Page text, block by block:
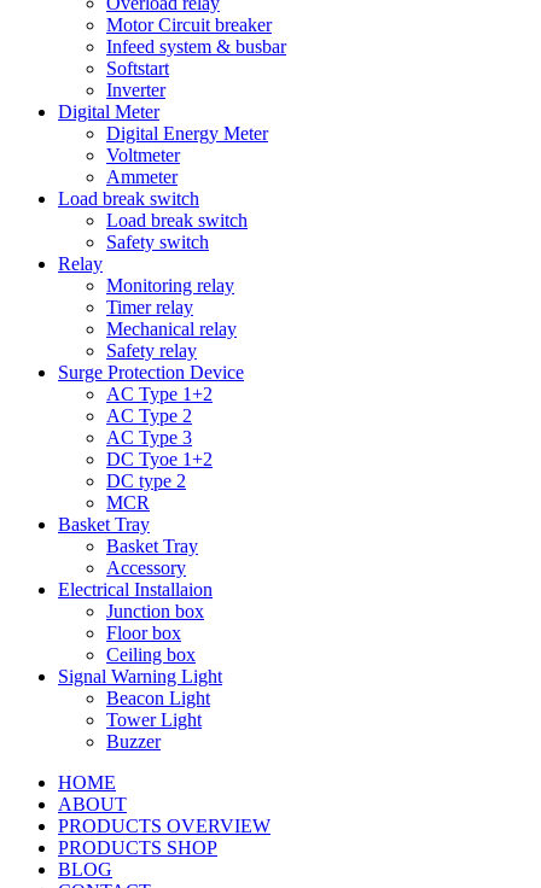
Motor Circuit breaker
Infeed system & busbar
Softstart
Inverter
Digital Meter
Digital Energy Meter
Voltmeter
Ammeter
Load break switch
Load break switch
Safety switch
Relay
Monitoring relay
Timer relay
Mechanical relay
Safety relay
Surge Protection Device
AC Type 1+2
AC Type 2
AC Type 3
DC Tyoe 1+2
DC type 2
MCR
Basket Tray
Basket Tray
Accessory
Electrical Installaion
Junction box
Floor box
Ceiling box
Signal Warning Light
Beacon Light
Tower Light
Buzzer
HOME
ABOUT
PRODUCTS OVERVIEW
PRODUCTS SHOP
BLOG